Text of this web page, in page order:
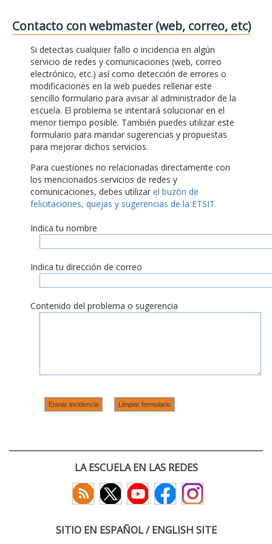
Contacto con webmaster (web, correo, etc)
Si detectas cualquier fallo o incidencia en algún
servicio de redes y comunicaciones (web, correo
electrónico, etc.) así como detección de errores o
modificaciones en la web puedes rellenar este
sencillo formulario para avisar al administrador de la
escuela. El problema se intentará solucionar en el
menor tiempo posible. También puedes utilizar este
formulario para mandar sugerencias y propuestas
para mejorar dichos servicios.
Para cuestiones no relacionadas directamente con
los mencionados servicios de redes y
comunicaciones, debes utilizar el buzón de
felicitaciones, quejas y sugerencias de la ETSIT.
Indica tu nombre
Indica tu dirección de correo
Contenido del problema o sugerencia
LA ESCUELA EN LAS REDES
SITIO EN ESPAÑOL / ENGLISH SITE